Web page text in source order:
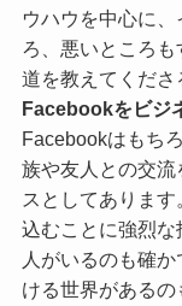
ウハウを中心に
ろ、悪いところ
道を教えてくださ
Facebookをビジ
Facebookはもち
族や友人との交
スとしてありま
込むことに強烈な
人がいるのも確
ける世界がある